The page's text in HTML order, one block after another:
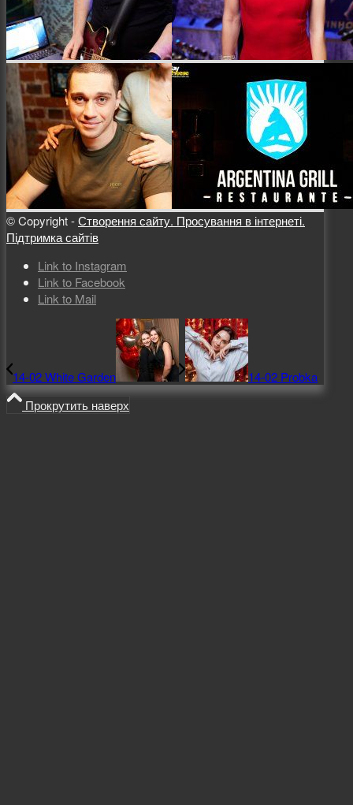
© Copyright -Створення сайту. Просування в інтернеті.
Підтримка сайтів
Link to Instagram
Link to Facebook
Link to Mail
14-02 White Garden
14-02 Probka
Прокрутить наверх